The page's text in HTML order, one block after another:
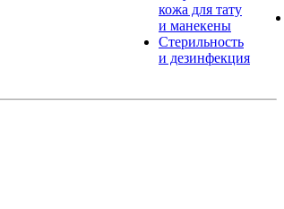
кожа для тату
и манекены
Стерильность
и дезинфекция